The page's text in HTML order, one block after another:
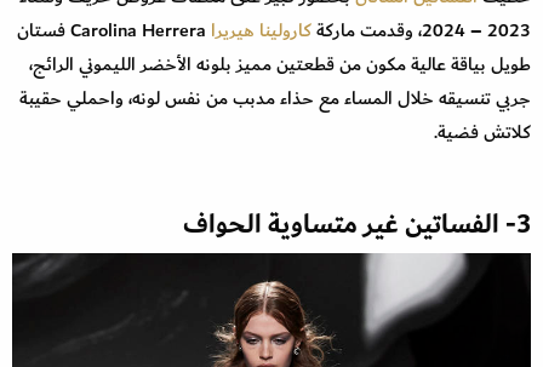
2023 – 2024، وقدمت ماركة
كارولينا هيريرا
Carolina Herrera فستان
طويل بياقة عالية مكون من قطعتين مميز بلونه الأخضر الليموني الرائج،
جربي تنسيقه خلال المساء مع حذاء مدبب من نفس لونه، واحملي حقيبة
كلاتش فضية.
3- الفساتين غير متساوية الحواف